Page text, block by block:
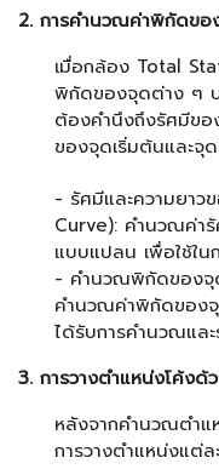
2. การคำนวณค่าพิกัดข
เมื่อกล้อง Total
พิกัดของจุดต่าง ๆ
ต้องคำนึงถึงรัศมีขอ
ของจุดเริ่มต้นและจุ
- รัศมีและความยาว
Curve): คำนวณค่ารั
แบบแปลน เพื่อใช้ใ
- คำนวณพิกัดของจุ
คำนวณค่าพิกัดของ
ได้รับการคำนวณและ
3. การวางตำแหน่งโค้ง
หลังจากคำนวณตำ
การวางตำแหน่งแต่